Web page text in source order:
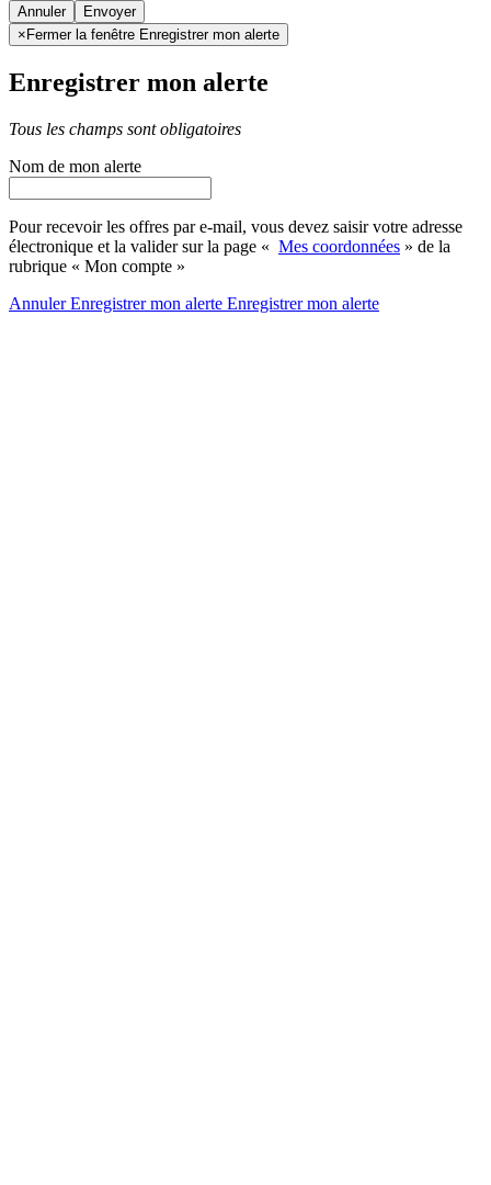
Annuler
× Fermer la fenêtre Enregistrer mon alerte
Enregistrer mon alerte
Tous les champs sont obligatoires
Nom de mon alerte
Pour recevoir les offres par e-mail, vous devez saisir votre adresse
électronique et la valider sur la page « Mes coordonnées » de la
rubrique « Mon compte »
AnnulerEnregistrer mon alerte Enregistrermon alerte